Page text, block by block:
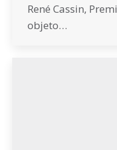
René Cassin,
objeto…